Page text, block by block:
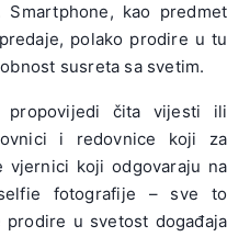
kao predmet
polako prodire u tu
susreta sa svetim.
propovijedi čita vijesti ili
i redovnice koji za
koji odgovaraju na
fotografije – sve to
prodire u svetost događaja